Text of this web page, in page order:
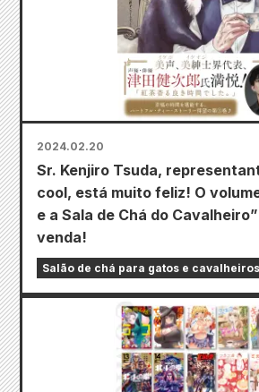
2024.02.20
Sr. Kenjiro Tsuda,
cool, está muito feliz! O
e a Sala de Chá do
venda!
Salão de chá para gatos e cavalheiros